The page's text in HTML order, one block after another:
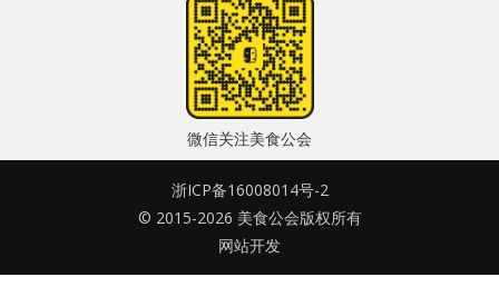
记住我的登录状态
没帐号？ 注册一个
公会活动
信息发布
悬赏测评
私家厨房
微信关注美食公会
浙ICP备16008014号-2
© 2015-2026 美食公会版权所有
网站开发